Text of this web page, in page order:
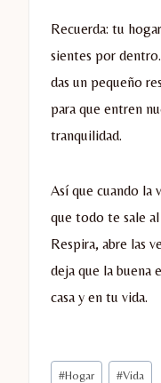
Recuerda: tu
sientes por
das un pequeño
para que entren
tranquilidad.
Así que cuando la
que todo te sale
Respira, abre las
deja que la buena
casa y en tu vida.
Etiquetas
#Hogar #Vida